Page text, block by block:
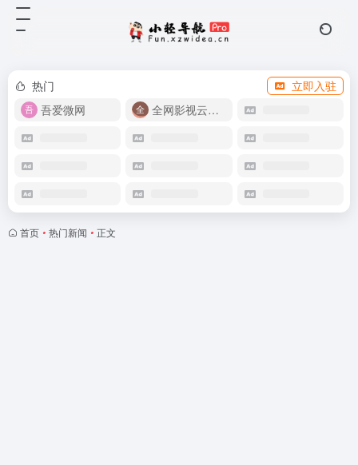
热门
立即入驻
吾爱微网
全网影视云盘资源
首页 • 热门新闻 • 正文